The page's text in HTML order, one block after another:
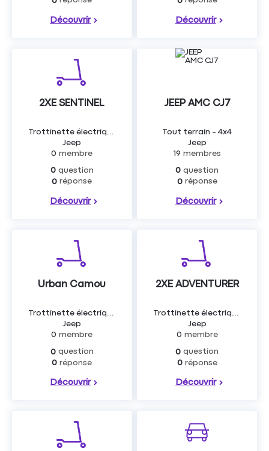
Découvrir Découvrir
2XE SENTINEL
Trottinette électrique
Jeep
0 membre
0 question
0 réponse
Découvrir
JEEP AMC CJ7
Tout terrain - 4x4
Jeep
19 membres
0 question
0 réponse
Découvrir
Urban Camou
Trottinette électrique
Jeep
0 membre
0 question
0 réponse
Découvrir
2XE ADVENTURER
Trottinette électrique
Jeep
0 membre
0 question
0 réponse
Découvrir